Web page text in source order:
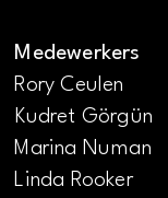
Medewerkers
Rory Ceulen
Kudret Görgün
Marina Numan
Linda Rooker